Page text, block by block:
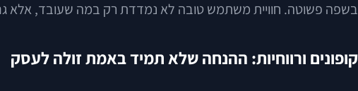
בשפה פשוטה. חוויית משתמש טובה לא נמדדת רק במה שעובד, אלא
קופונים ורווחיות: ההנחה שלא תמיד באמת זולה לעסק